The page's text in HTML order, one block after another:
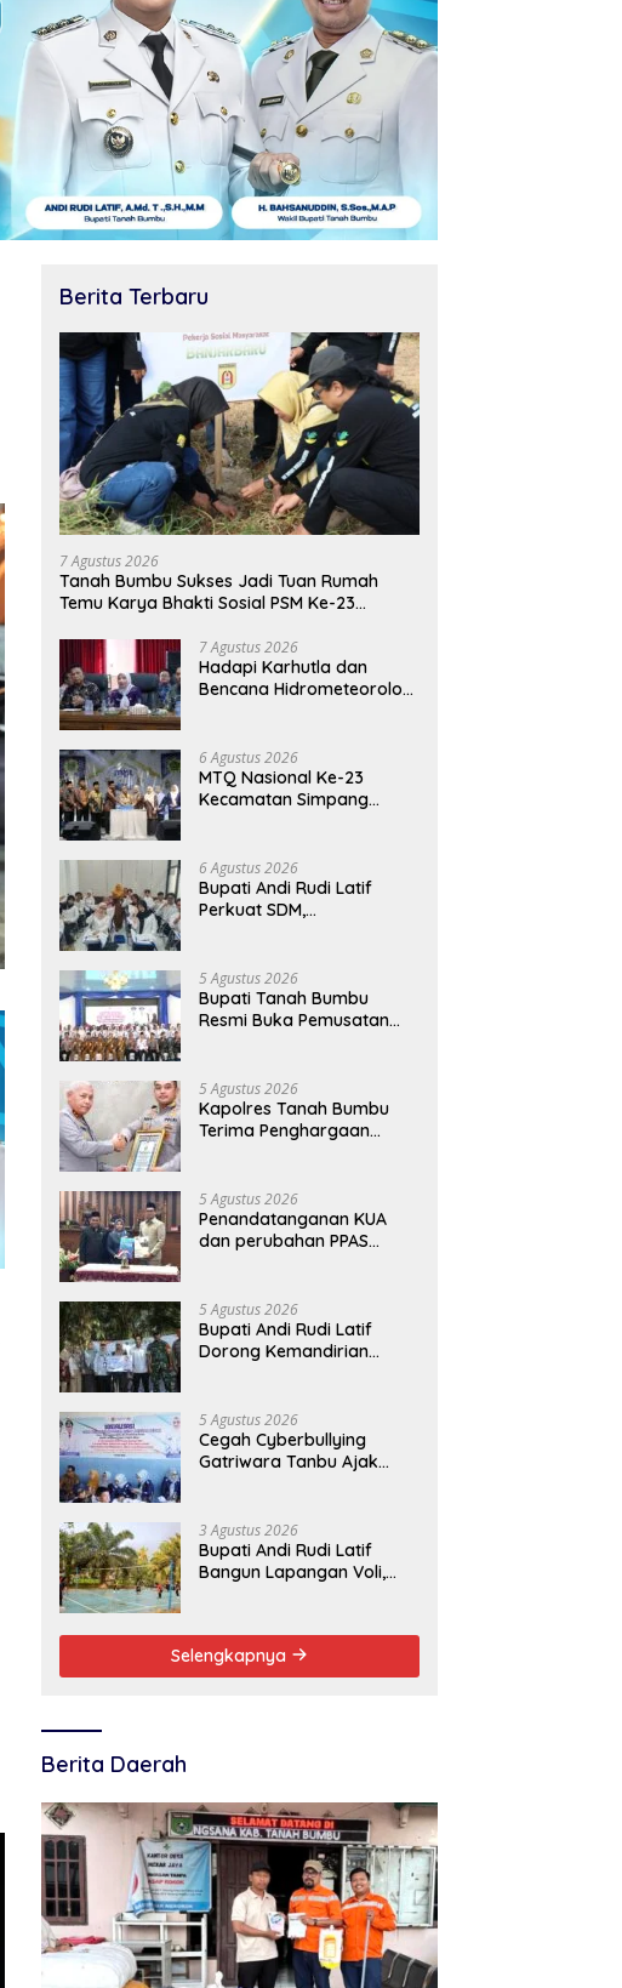
Berita Terbaru
7 Agustus 2026
Tanah Bumbu Sukses Jadi Tuan Rumah
Temu Karya Bhakti Sosial PSM Ke-23
7 Agustus 2026
Hadapi Karhutla dan
Bencana Hidrometeorologi
6 Agustus 2026
MTQ Nasional Ke-23
Kecamatan Simpang
6 Agustus 2026
Bupati Andi Rudi Latif
Perkuat SDM,
dan Barbershop
5 Agustus 2026
Bupati Tanah Bumbu
Resmi Buka Pemusatan
5 Agustus 2026
Kapolres Tanah Bumbu
Terima Penghargaan
5 Agustus 2026
Penandatanganan KUA
dan perubahan PPAS
5 Agustus 2026
Bupati Andi Rudi Latif
Dorong Kemandirian
5 Agustus 2026
Cegah Cyberbullying
Gatriwara Tanbu Ajak
3 Agustus 2026
Bupati Andi Rudi Latif
Bangun Lapangan Voli,
Selengkapnya
Berita Daerah